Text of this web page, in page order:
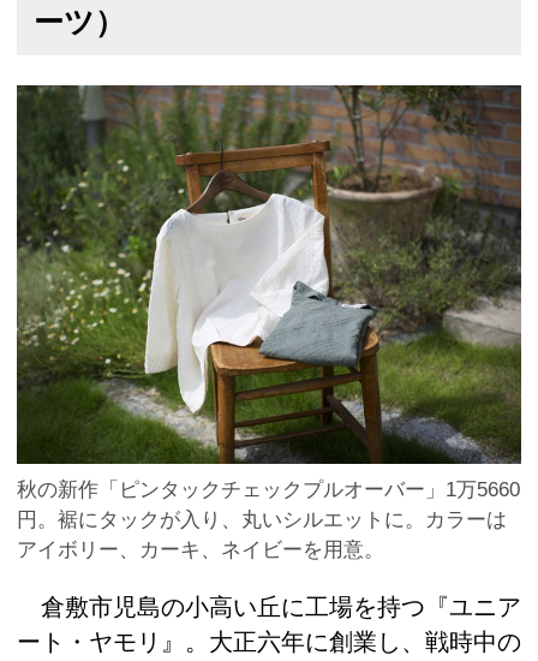
ーツ）
秋の新作「ピンタックチェックプルオーバー」1万5660
円。裾にタックが入り、丸いシルエットに。カラーは
アイボリー、カーキ、ネイビーを用意。
倉敷市児島の小高い丘に工場を持つ『ユニア
ート・ヤモリ』。大正六年に創業し、戦時中の